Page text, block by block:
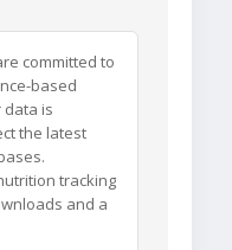
committed to
based
is
the latest
tracking
and a